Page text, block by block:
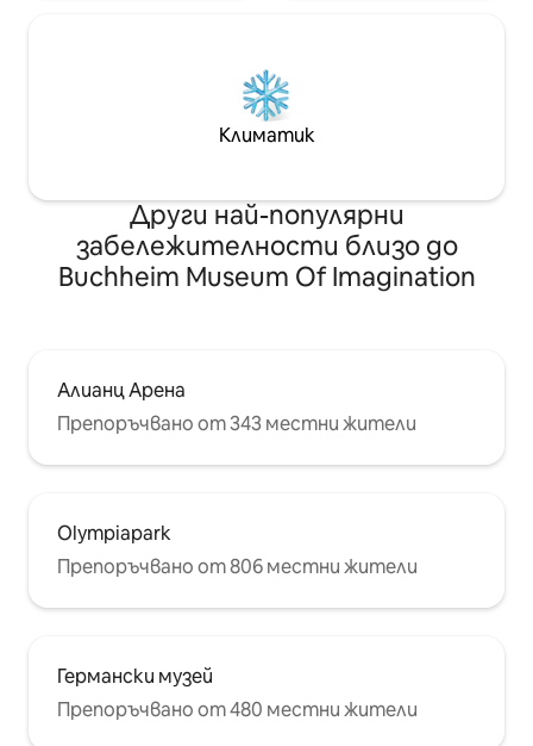
Климатик
Други най-популярни
забележителности близо до
Buchheim Museum Of Imagination
Алианц Арена
Препоръчвано от 343 местни жители
Olympiapark
Препоръчвано от 806 местни жители
Германски музей
Препоръчвано от 480 местни жители